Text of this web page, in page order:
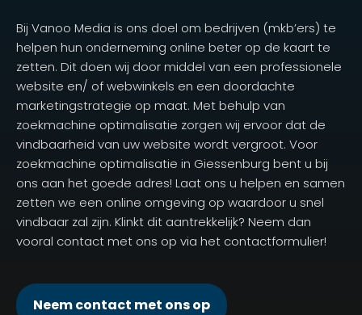
Bij Vanoo Media is ons doel om bedrijven (mkb’ers) te
helpen hun onderneming online beter op de kaart te
zetten. Dit doen wij door middel van een professionele
website en/ of webwinkels en een doordachte
marketingstrategie op maat. Met behulp van
zoekmachine optimalisatie zorgen wij ervoor dat de
vindbaarheid van uw website wordt vergroot. Voor
zoekmachine optimalisatie in Giessenburg bent u bij
ons aan het goede adres! Laat ons u helpen en samen
zetten we een online omgeving op waardoor u snel
vindbaar zal zijn. Klinkt dit aantrekkelijk? Neem dan
vooral contact met ons op via het contactformulier!
Neem contact met ons op